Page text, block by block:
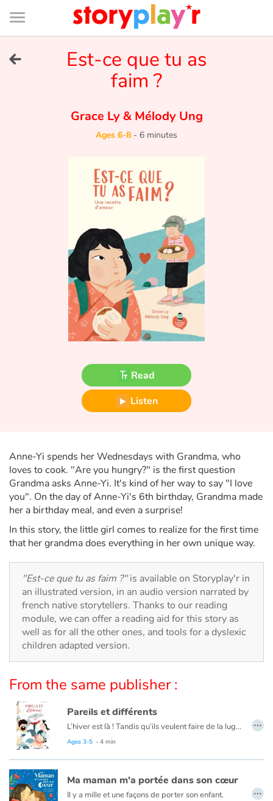
Connexion
Bibliothèque
de
page
Tales and classics in french
Fable, myth, literature and poetry
Princesses and princes, kings, queens and dragons
Ogres, monsters and witches
Heroines and Heroes
Ecology, nature, seasons
Travel, epic, investigation, adventure
Around the world
Arts, space, activities
Documentaries
With the family
Daily life and hobbies
Festivals and events
Love and friendship
Social issues
Emotions and feelings
Est-ce que tu as
faim ?
Grace Ly&Mélody Ung
Ages 6-8 - 6 minutes
Read
Listen
Anne-Yi spends her Wednesdays with Grandma, who
loves to cook. "Are you hungry?" is the first question
Grandma asks Anne-Yi. It's kind of her way to say "I love
you". On the day of Anne-Yi's 6th birthday, Grandma made
her a birthday meal, and even a surprise!
In this story, the little girl comes to realize for the first time
that her grandma does everything in her own unique way.
"Est-ce que tu as faim ?"is available on Storyplay'r in
an illustrated version, in an audio version narrated by
french native storytellers. Thanks to our reading
module, we can offer a reading aid for this story as
well as for all the other ones, and tools for a dyslexic
children adapted version.
From the same publisher :
Pareils et différents
L’hiver est là ! Tandis qu’ils veulent faire de la luge, les jumeaux se demandent : peut-on tout faire pareil ? Qu’est-ce que ça fait d’être différents ? C’est quoi, l’égalité ? Avec leurs deux papas, Hic et Nunc vont passer une journée remplie de neige et de questions.
Ages 3-5 - 4 min
…
Ma maman m'a portée dans son cœur
Il y a mille et une façons de porter son enfant.
…